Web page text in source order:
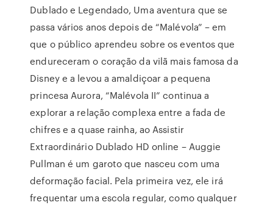
Dublado e Legendado, Uma aventura que se
passa vários anos depois de “Malévola” – em
que o público aprendeu sobre os eventos que
endureceram o coração da vilã mais famosa da
Disney e a levou a amaldiçoar a pequena
princesa Aurora, “Malévola II” continua a
explorar a relação complexa entre a fada de
chifres e a quase rainha, ao Assistir
Extraordinário Dublado HD online – Auggie
Pullman é um garoto que nasceu com uma
deformação facial. Pela primeira vez, ele irá
frequentar uma escola regular, como qualquer